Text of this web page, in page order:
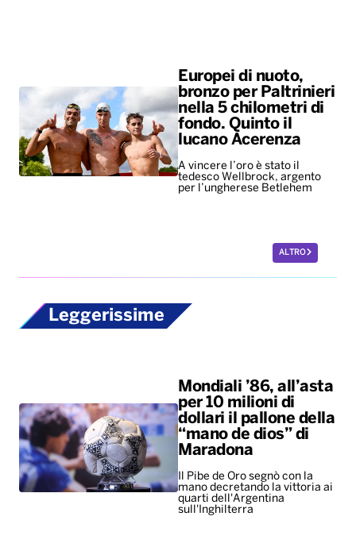
Europei di nuoto,
bronzo per Paltrinieri
nella 5 chilometri di
fondo. Quinto il
lucano Acerenza
A vincere l’oro è stato il
tedesco Wellbrock, argento
per l’ungherese Betlehem
ALTRO
Leggerissime
Mondiali ’86, all’asta
per 10 milioni di
dollari il pallone della
“mano de dios” di
Maradona
Il Pibe de Oro segnò con la
mano decretando la vittoria ai
quarti dell'Argentina
sull'Inghilterra